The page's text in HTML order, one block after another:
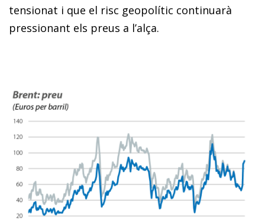
tensionat i que el risc geopolític continuarà
pressionant els preus a l’alça.